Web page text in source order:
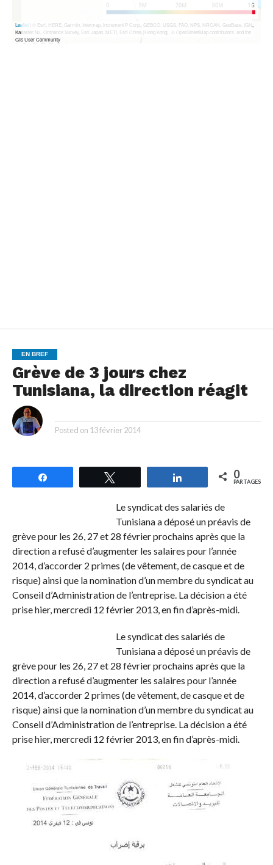
EN BREF
Grève de 3 jours chez
Tunisiana, la direction réagit
Posted on 13 février 2014
Partagez 0
PARTAGES
Le syndicat des salariés de
Tunisiana a déposé un préavis de
grève pour les 26, 27 et 28 février prochains après que la
direction a refusé d’augmenter les salaires pour l’année
2014, d’accorder 2 primes (de vêtement, de casque et de
risque) ainsi que la nomination d’un membre du syndicat au
Conseil d’Administration de l’entreprise. La décision a été
prise hier, mercredi 12 février 2013, en fin d’après-midi.
Le syndicat des salariés de
Tunisiana a déposé un préavis de
grève pour les 26, 27 et 28 février prochains après que la
direction a refusé d’augmenter les salaires pour l’année
2014, d’accorder 2 primes (de vêtement, de casque et de
risque) ainsi que la nomination d’un membre du syndicat au
Conseil d’Administration de l’entreprise. La décision a été
prise hier, mercredi 12 février 2013, en fin d’après-midi.